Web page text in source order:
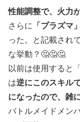
性能調整で、火力
さらに 「プラズマ」
った。と記載され
な挙動？🤔🤔🤔
以前は使用すると
は逆にこのスキル
になったので、雑
バトルメイドメン